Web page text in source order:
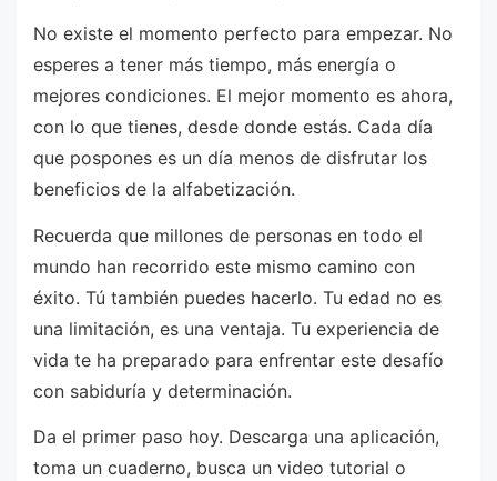
No existe el momento perfecto para empezar. No
esperes a tener más tiempo, más energía o
mejores condiciones. El mejor momento es ahora,
con lo que tienes, desde donde estás. Cada día
que pospones es un día menos de disfrutar los
beneficios de la alfabetización.
Recuerda que millones de personas en todo el
mundo han recorrido este mismo camino con
éxito. Tú también puedes hacerlo. Tu edad no es
una limitación, es una ventaja. Tu experiencia de
vida te ha preparado para enfrentar este desafío
con sabiduría y determinación.
Da el primer paso hoy. Descarga una aplicación,
toma un cuaderno, busca un video tutorial o